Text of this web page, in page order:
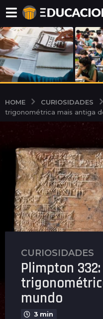
HOME CURIOSIDADES
trigonométrica mais antiga
4
a
n
o
s
a
CURIOSIDADES
Plimpton
mundo
3 min